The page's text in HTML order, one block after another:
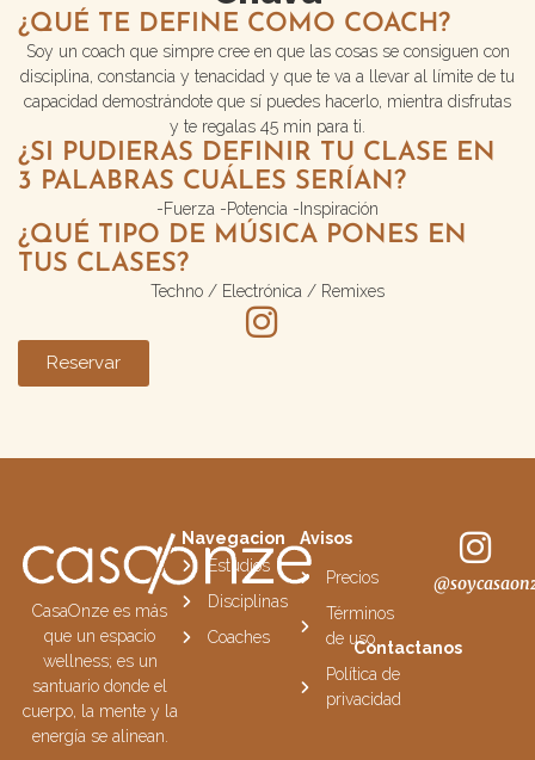
¿QUÉ TE DEFINE COMO COACH?
Soy un coach que simpre cree en que las cosas se consiguen con
disciplina, constancia y tenacidad y que te va a llevar al límite de tu
capacidad demostrándote que sí puedes hacerlo, mientra disfrutas
y te regalas 45 min para ti.
¿SI PUDIERAS DEFINIR TU CLASE EN
3 PALABRAS CUÁLES SERÍAN?
-Fuerza -Potencia -Inspiración
¿QUÉ TIPO DE MÚSICA PONES EN
TUS CLASES?
Techno / Electrónica / Remixes
Reservar
CasaOnze es más
que un espacio
wellness; es un
santuario donde el
cuerpo, la mente y la
energía se alinean.
Navegacion
Estudios
Disciplinas
Coaches
Avisos
Precios
Términos
de uso
Política de
privacidad
Contactanos